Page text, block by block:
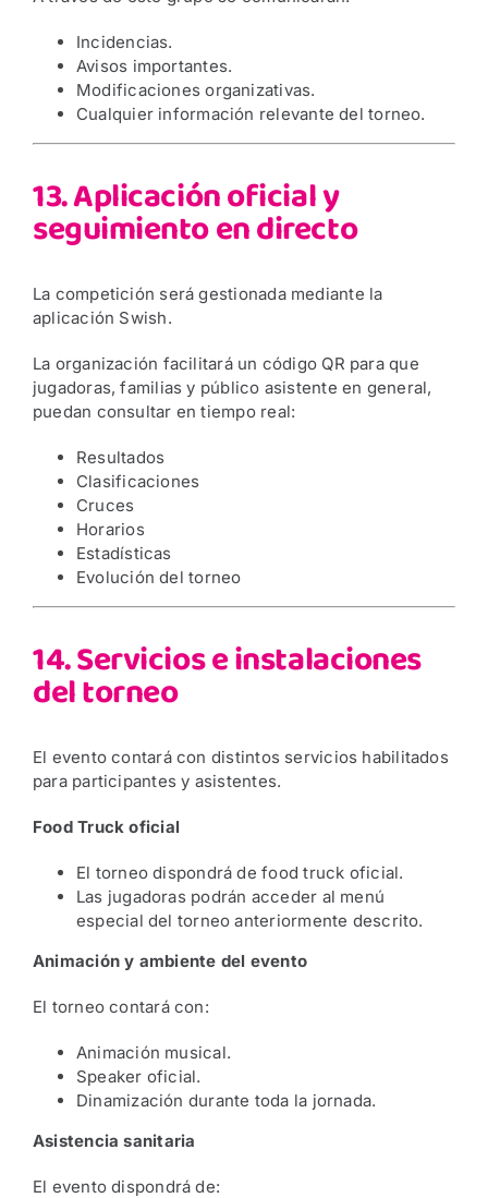
Incidencias.
Avisos importantes.
Modificaciones organizativas.
Cualquier información relevante del torneo.
13. Aplicación oficial y
seguimiento en directo
La competición será gestionada mediante la
aplicación Swish.
La organización facilitará un código QR para que
jugadoras, familias y público asistente en general,
puedan consultar en tiempo real:
Resultados
Clasificaciones
Cruces
Horarios
Estadísticas
Evolución del torneo
14. Servicios e instalaciones
del torneo
El evento contará con distintos servicios habilitados
para participantes y asistentes.
Food Truck oficial
El torneo dispondrá de food truck oficial.
Las jugadoras podrán acceder al menú
especial del torneo anteriormente descrito.
Animación y ambiente del evento
El torneo contará con:
Animación musical.
Speaker oficial.
Dinamización durante toda la jornada.
Asistencia sanitaria
El evento dispondrá de: